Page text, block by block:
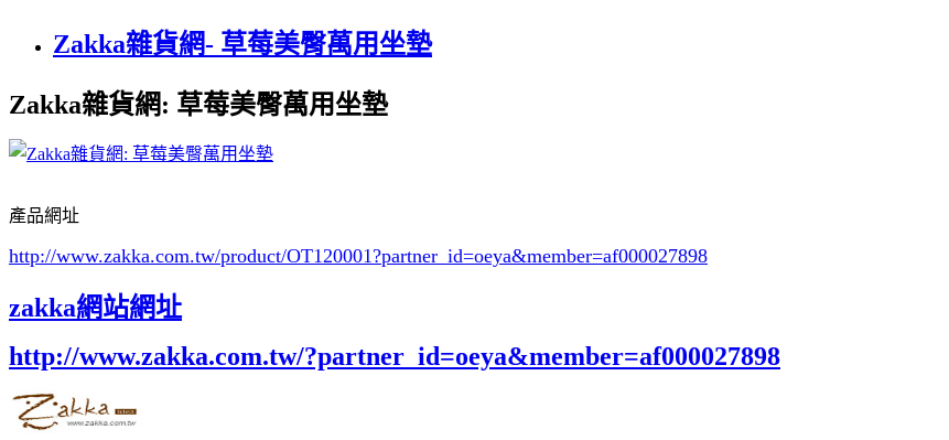
Zakka雜貨網- 草莓美臀萬用坐墊
Zakka雜貨網: 草莓美臀萬用坐墊
產品網址
http://www.zakka.com.tw/product/OT120001 ?partner_id=oeya&member=af000027898
zakka網站網址
http://www.zakka.com.tw/?partner_id=oeya&member=af000027898